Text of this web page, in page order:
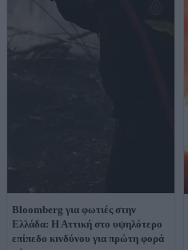
Bloomberg για φωτιές στην
Ελλάδα: Η Αττική στο υψηλότερο
επίπεδο κινδύνου για πρώτη φορά